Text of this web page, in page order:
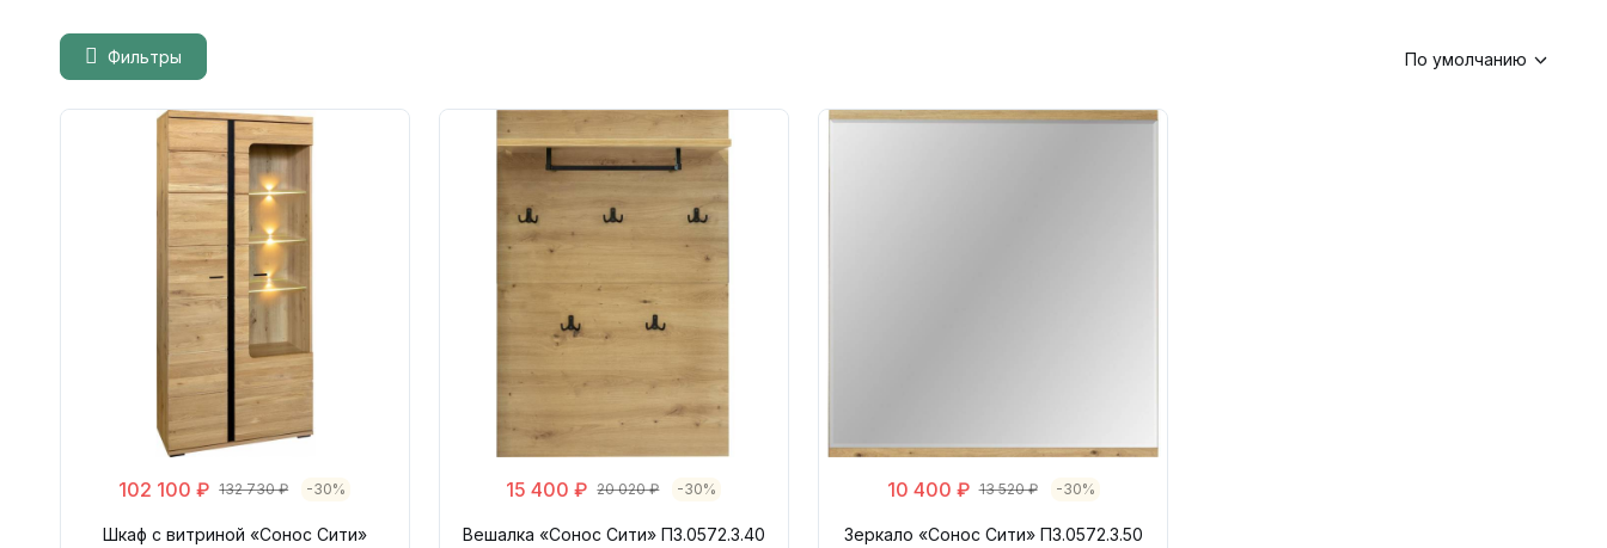
Фильтры По умолчанию
102 100 ₽ 132 730 ₽ -30%
Шкаф с витриной «Сонос Сити»
15 400 ₽ 20 020 ₽ -30%
Вешалка «Сонос Сити» П3.0572.3.40
10 400 ₽ 13 520 ₽ -30%
Зеркало «Сонос Сити» П3.0572.3.50